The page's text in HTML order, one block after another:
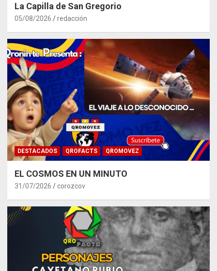
La Capilla de San Gregorio
05/08/2026 redacción
DESTACADOS QROFACTS QROMOVEZ
EL COSMOS EN UN MINUTO
31/07/2026 corozcov